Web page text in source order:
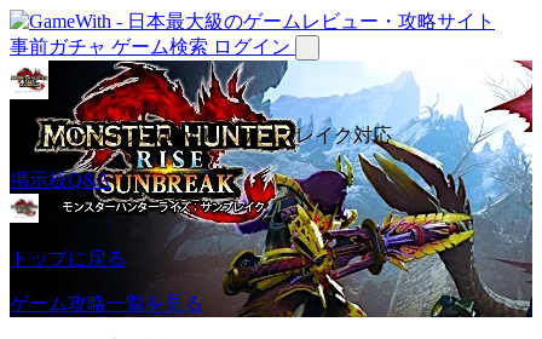
事前ガチャ ゲーム検索 ログイン
モンハンライズ攻略wiki｜サンブレイク対応
掲示板Q&A
トップに戻る
ゲーム攻略一覧を見る